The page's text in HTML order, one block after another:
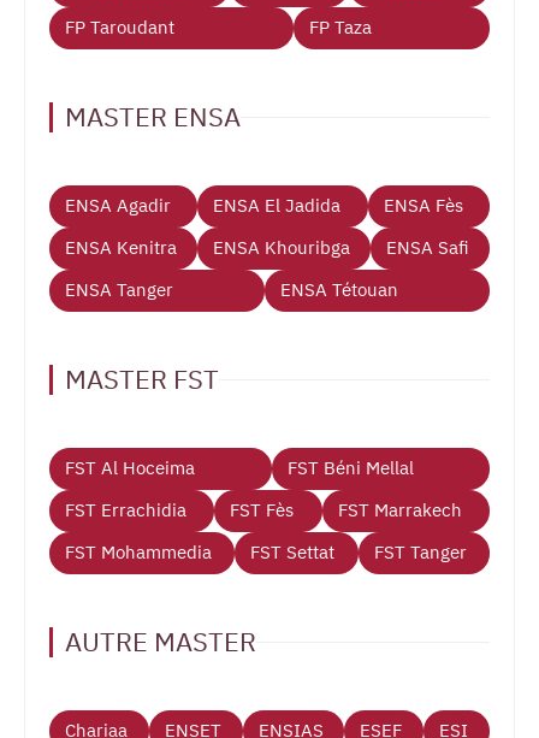
FP Taroudant
FP Taza
MASTER ENSA
ENSA Agadir ENSA El Jadida
ENSA Fès
ENSA Kenitra
ENSA Khouribga
ENSA Safi
ENSA Tanger
ENSA Tétouan
MASTER FST
FST Al Hoceima
FST Béni Mellal
FST Errachidia
FST Fès
FST Marrakech
FST Mohammedia
FST Settat FST Tanger
AUTRE MASTER
Chariaa ENSET ENSIAS ESEF ESI